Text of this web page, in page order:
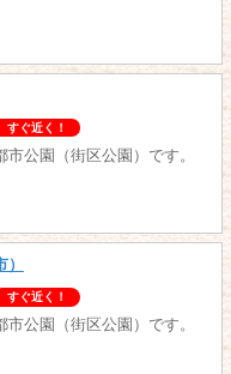
すぐ近く！
公園（街区公園）です。
すぐ近く！
公園（街区公園）です。